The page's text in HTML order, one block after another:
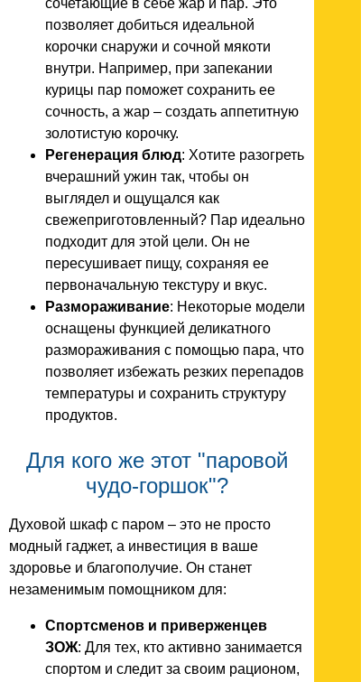
сочетающие в себе жар и пар. Это
позволяет добиться идеальной
корочки снаружи и сочной мякоти
внутри. Например, при запекании
курицы пар поможет сохранить ее
сочность, а жар – создать аппетитную
золотистую корочку.
Регенерация блюд: Хотите разогреть
вчерашний ужин так, чтобы он
выглядел и ощущался как
свежеприготовленный? Пар идеально
подходит для этой цели. Он не
пересушивает пищу, сохраняя ее
первоначальную текстуру и вкус.
Размораживание: Некоторые модели
оснащены функцией деликатного
размораживания с помощью пара, что
позволяет избежать резких перепадов
температуры и сохранить структуру
продуктов.
Для кого же этот "паровой
чудо-горшок"?
Духовой шкаф с паром – это не просто
модный гаджет, а инвестиция в ваше
здоровье и благополучие. Он станет
незаменимым помощником для:
Спортсменов и приверженцев
ЗОЖ: Для тех, кто активно занимается
спортом и следит за своим рационом,